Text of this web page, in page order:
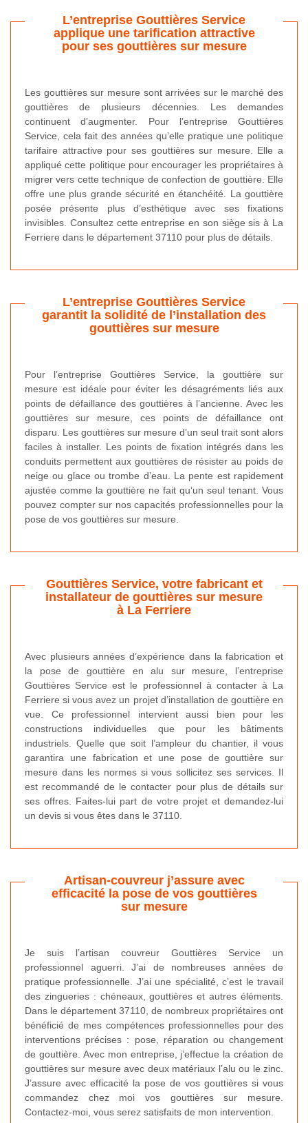
L’entreprise Gouttières Service
applique une tarification attractive
pour ses gouttières sur mesure
Les gouttières sur mesure sont arrivées sur le marché des
gouttières de plusieurs décennies. Les demandes
continuent d’augmenter. Pour l’entreprise Gouttières
Service, cela fait des années qu’elle pratique une politique
tarifaire attractive pour ses gouttières sur mesure. Elle a
appliqué cette politique pour encourager les propriétaires à
migrer vers cette technique de confection de gouttière. Elle
offre une plus grande sécurité en étanchéité. La gouttière
posée présente plus d’esthétique avec ses fixations
invisibles. Consultez cette entreprise en son siège sis à La
Ferriere dans le département 37110 pour plus de détails.
L’entreprise Gouttières Service
garantit la solidité de l’installation des
gouttières sur mesure
Pour l’entreprise Gouttières Service, la gouttière sur
mesure est idéale pour éviter les désagréments liés aux
points de défaillance des gouttières à l’ancienne. Avec les
gouttières sur mesure, ces points de défaillance ont
disparu. Les gouttières sur mesure d’un seul trait sont alors
faciles à installer. Les points de fixation intégrés dans les
conduits permettent aux gouttières de résister au poids de
neige ou glace ou trombe d’eau. La pente est rapidement
ajustée comme la gouttière ne fait qu’un seul tenant. Vous
pouvez compter sur nos capacités professionnelles pour la
pose de vos gouttières sur mesure.
Gouttières Service, votre fabricant et
installateur de gouttières sur mesure
à La Ferriere
Avec plusieurs années d’expérience dans la fabrication et
la pose de gouttière en alu sur mesure, l’entreprise
Gouttières Service est le professionnel à contacter à La
Ferriere si vous avez un projet d’installation de gouttière en
vue. Ce professionnel intervient aussi bien pour les
constructions individuelles que pour les bâtiments
industriels. Quelle que soit l’ampleur du chantier, il vous
garantira une fabrication et une pose de gouttière sur
mesure dans les normes si vous sollicitez ses services. Il
est recommandé de le contacter pour plus de détails sur
ses offres. Faites-lui part de votre projet et demandez-lui
un devis si vous êtes dans le 37110.
Artisan-couvreur j’assure avec
efficacité la pose de vos gouttières
sur mesure
Je suis l’artisan couvreur Gouttières Service un
professionnel aguerri. J’ai de nombreuses années de
pratique professionnelle. J’ai une spécialité, c’est le travail
des zingueries : chéneaux, gouttières et autres éléments.
Dans le département 37110, de nombreux propriétaires ont
bénéficié de mes compétences professionnelles pour des
interventions précises : pose, réparation ou changement
de gouttière. Avec mon entreprise, j’effectue la création de
gouttières sur mesure avec deux matériaux l’alu ou le zinc.
J’assure avec efficacité la pose de vos gouttières si vous
commandez chez moi vos gouttières sur mesure.
Contactez-moi, vous serez satisfaits de mon intervention.